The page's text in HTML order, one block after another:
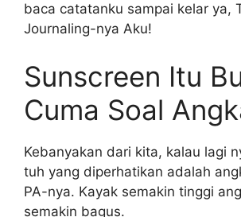
baca catatanku sampai kelar ya,
Journaling-nya Aku!
Sunscreen Itu
Cuma Soal
Kebanyakan dari kita, kalau lagi
tuh yang diperhatikan adalah
PA-nya. Kayak semakin tinggi
semakin bagus.